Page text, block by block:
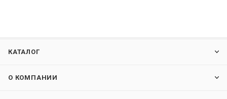
КАТАЛОГ
О КОМПАНИИ